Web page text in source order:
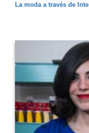
La moda a través de